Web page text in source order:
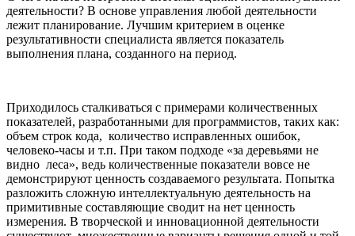
деятельности? В основе управления любой деятельности
лежит планирование. Лучшим критерием в оценке
результативности специалиста является показатель
выполнения плана, созданного на период.
Приходилось сталкиваться с примерами количественных
показателей, разработанными для программистов, таких как:
объем строк кода, количество исправленных ошибок,
человеко-часы и т.п. При таком подходе «за деревьями не
видно леса», ведь количественные показатели вовсе не
демонстрируют ценность создаваемого результата. Попытка
разложить сложную интеллектуальную деятельность на
примитивные составляющие сводит на нет ценность
измерения. В творческой и инновационной деятельности